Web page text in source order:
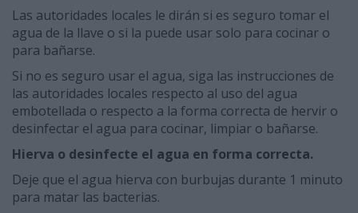
Las autoridades locales le dirán si es seguro tomar el
agua de la llave o si la puede usar solo para cocinar o
para bañarse.
Si no es seguro usar el agua, siga las instrucciones de
las autoridades locales respecto al uso del agua
embotellada o respecto a la forma correcta de hervir o
desinfectar el agua para cocinar, limpiar o bañarse.
Hierva o desinfecte el agua en forma correcta.
Deje que el agua hierva con burbujas durante 1 minuto
para matar las bacterias.